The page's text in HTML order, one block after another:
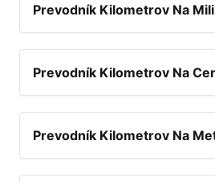
Prevodník Kilometrov Na
Prevodník Kilometrov Na
Prevodník Kilometrov Na